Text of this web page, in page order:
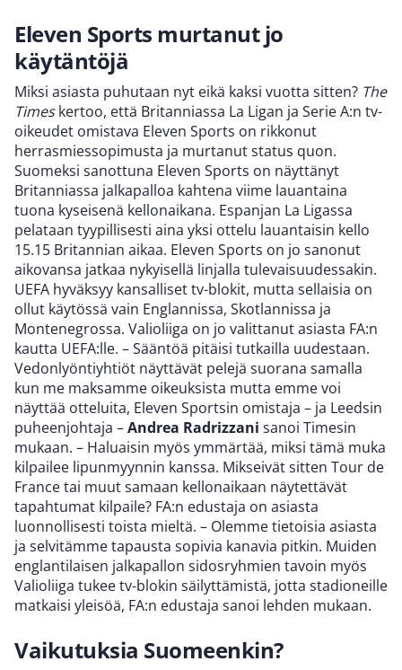
Eleven Sports murtanut jo
käytäntöjä
Miksi asiasta puhutaan nyt eikä kaksi vuotta sitten? The
Timeskertoo, että Britanniassa La Ligan ja Serie A:n tv-
oikeudet omistava Eleven Sports on rikkonut
herrasmiessopimusta ja murtanut status quon.
Suomeksi sanottuna Eleven Sports on näyttänyt
Britanniassa jalkapalloa kahtena viime lauantaina
tuona kyseisenä kellonaikana. Espanjan La Ligassa
pelataan tyypillisesti aina yksi ottelu lauantaisin kello
15.15 Britannian aikaa. Eleven Sports on jo sanonut
aikovansa jatkaa nykyisellä linjalla tulevaisuudessakin.
UEFA hyväksyy kansalliset tv-blokit, mutta sellaisia on
ollut käytössä vain Englannissa, Skotlannissa ja
Montenegrossa. Valioliiga on jo valittanut asiasta FA:n
kautta UEFA:lle. – Sääntöä pitäisi tutkailla uudestaan.
Vedonlyöntiyhtiöt näyttävät pelejä suorana samalla
kun me maksamme oikeuksista mutta emme voi
näyttää otteluita, Eleven Sportsin omistaja – ja Leedsin
puheenjohtaja –Andrea Radrizzani sanoi Timesin
mukaan. – Haluaisin myös ymmärtää, miksi tämä muka
kilpailee lipunmyynnin kanssa. Mikseivät sitten Tour de
France tai muut samaan kellonaikaan näytettävät
tapahtumat kilpaile? FA:n edustaja on asiasta
luonnollisesti toista mieltä. – Olemme tietoisia asiasta
ja selvitämme tapausta sopivia kanavia pitkin. Muiden
englantilaisen jalkapallon sidosryhmien tavoin myös
Valioliiga tukee tv-blokin säilyttämistä, jotta stadioneille
matkaisi yleisöä, FA:n edustaja sanoi lehden mukaan.
Vaikutuksia Suomeenkin?